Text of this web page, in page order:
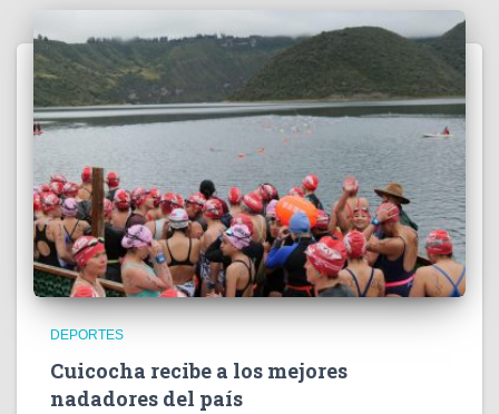
DEPORTES
Cuicocha recibe a los mejores
nadadores del país